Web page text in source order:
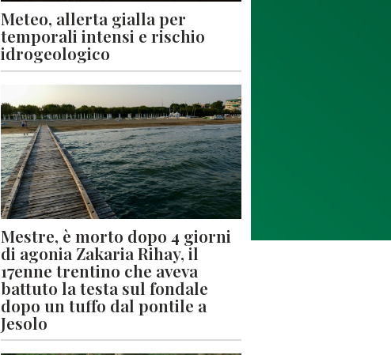
Meteo, allerta gialla per
temporali intensi e rischio
idrogeologico
Mestre, è morto dopo 4 giorni
di agonia Zakaria Rihay, il
17enne trentino che aveva
battuto la testa sul fondale
dopo un tuffo dal pontile a
Jesolo